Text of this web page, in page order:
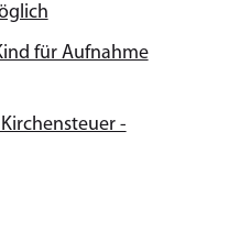
für Aufnahme
-